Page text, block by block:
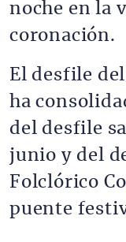
noche en la
coronación.
El desfile
ha
del desfile
junio y del
Folclórico
puente